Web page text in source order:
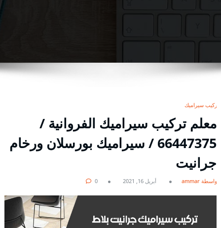
تركيب سيراميك
معلم تركيب سيراميك الفروانية /
66447375 / سيراميك بورسلان ورخام
جرانيت
بواسطة ammar أبريل 16, 2021 0